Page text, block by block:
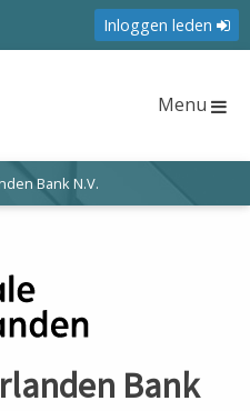
Inloggen leden
Menu
Bank N.V.
Bank